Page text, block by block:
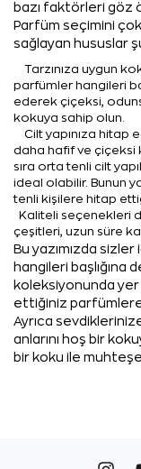
bazı faktörleri göz
Parfüm seçimini çok
sağlayan hususlar
Tarzınıza uygun
parfümler hangileri
ederek çiçeksi,
kokuya sahip olun.
Cilt yapınıza hitap
daha hafif ve çiçeksi
sıra orta tenli cilt
ideal olabilir. Bunun
tenli kişilere hitap
Kaliteli seçenekleri
çeşitleri, uzun süre
Bu yazımızda
hangileri başlığına
koleksiyonunda yer
ettiğiniz
Ayrıca
anlarını hoş bir
bir koku ile